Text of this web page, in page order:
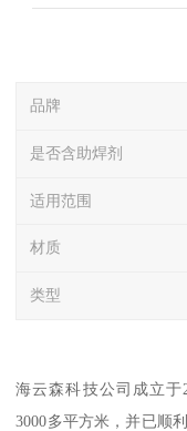
品牌
是否含助焊剂
适用范围
材质
类型
海云森科技公司成立于
3000多平方米，并已顺